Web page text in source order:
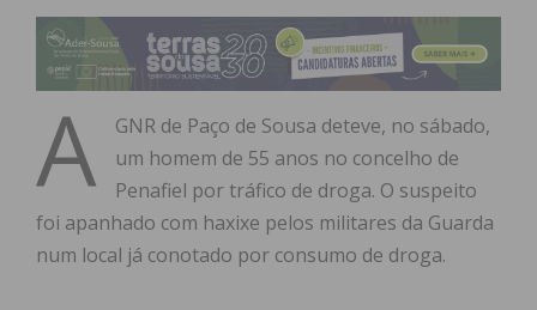
A
GNR de Paço de Sousa deteve, no sábado,
um homem de 55 anos no concelho de
Penafiel por tráfico de droga. O suspeito
foi apanhado com haxixe pelos militares da Guarda
num local já conotado por consumo de droga.